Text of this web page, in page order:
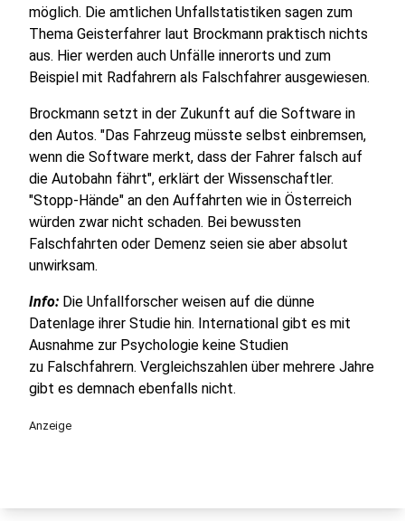
möglich. Die amtlichen Unfallstatistiken sagen zum
Thema Geisterfahrer laut Brockmann praktisch nichts
aus. Hier werden auch Unfälle innerorts und zum
Beispiel mit Radfahrern als Falschfahrer ausgewiesen.
Brockmann setzt in der Zukunft auf die Software in
den Autos. "Das Fahrzeug müsste selbst einbremsen,
wenn die Software merkt, dass der Fahrer falsch auf
die Autobahn fährt", erklärt der Wissenschaftler.
"Stopp-Hände" an den Auffahrten wie in Österreich
würden zwar nicht schaden. Bei bewussten
Falschfahrten oder Demenz seien sie aber absolut
unwirksam.
Info: Die Unfallforscher weisen auf die dünne
Datenlage ihrer Studie hin. International gibt es mit
Ausnahme zur Psychologie keine Studien
zu Falschfahrern. Vergleichszahlen über mehrere Jahre
gibt es demnach ebenfalls nicht.
Anzeige